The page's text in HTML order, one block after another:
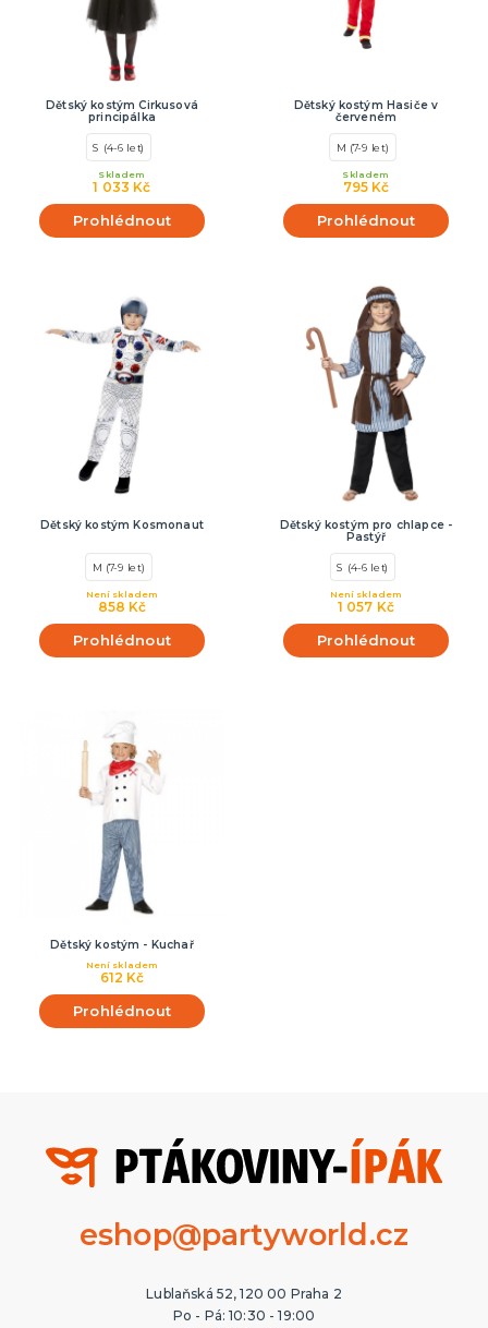
Dětský kostým Cirkusová
principálka
S (4-6 let)
1 033 Kč
Skladem
Prohlédnout
Dětský kostým Hasiče v
červeném
M (7-9 let)
795 Kč
Skladem
Prohlédnout
Dětský kostým Kosmonaut
M (7-9 let)
858 Kč
Není skladem
Prohlédnout
Dětský kostým pro chlapce -
Pastýř
S (4-6 let)
1 057 Kč
Není skladem
Prohlédnout
Dětský kostým - Kuchař
612 Kč
Není skladem
Prohlédnout
eshop@partyworld.cz
Lublaňská 52, 120 00 Praha 2
Po - Pá: 10:30 - 19:00